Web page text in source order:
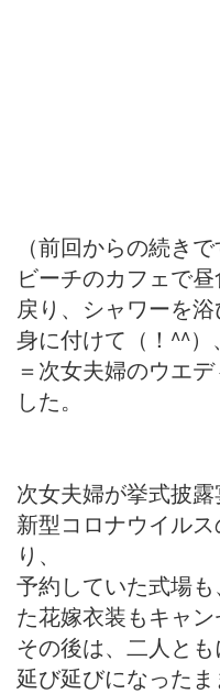
（前回からの続きで
ビーチのカフェで
戻り、シャワーを
身に付けて（！^^
＝次女夫婦のウエ
した。
次女夫婦が挙式披
新型コロナウイル
り、
予約していた式場
た花嫁衣装もキャン
その後は、二人と
延び延びになったま